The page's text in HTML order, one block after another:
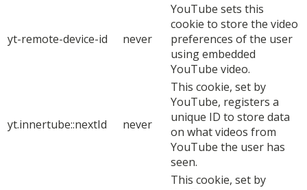
yt-remote-device-id never
YouTube sets this
cookie to store the video
preferences of the user
using embedded
YouTube video.
yt.innertube::nextId never
This cookie, set by
YouTube, registers a
unique ID to store data
on what videos from
YouTube the user has
seen.
This cookie, set by